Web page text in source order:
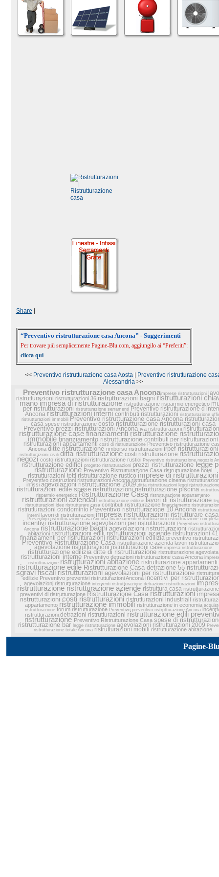
Share
“Preventivo ristrutturazione casa Ancona” - Suggerimenti
Per trovare più semplicemente Pagine-Blu.com, aggiungilo ai “Preferiti”:
clicca qui.
<< Preventivo ristrutturazione casa Aosta
Preventivo ristrutturazione
Alessandria>>
Preventivo ristrutturazione casa Anconaimprese ristrutturazioni
ristrutturazioni ristrutturazioni 36 ristrutturazioni bagni ristrutturazioni
mano impresa di ristrutturazione ristrutturazione risparmio energetico
per ristrutturazioniristrutturazione serramenti Preventivo ristrutturazione d
Ancona ristrutturazioni interni contributi ristrutturazioni ristrutturazione
ristrutturazioni immobili Preventivo ristrutturazione casa Ancona
casa spese ristrutturazione costo ristrutturazione ristrutturazioni casa
Preventivo prezzi ristrutturazioni Ancona iva ristrutturazioni
ristrutturazione casefinanziamenti ristrutturazione
immobilefinanziamento ristrutturazionecontributi per ristrutturazioni
ristrutturazioni appartamenti costi di ristrutturazione Preventivo ristrutturazione
Ancona ditte ristrutturazione rimborso ristrutturazioni irpef ristrutturazioni
ristrutturazioni civili ditta ristrutturazione costi ristrutturazione
negozi costo ristrutturazioni ristrutturazione rustici Preventivo ristrutturazione negozio
ristrutturazione edifici progetto ristrutturazioni prezzi ristrutturazione legge
ristrutturazione Preventivo Ristrutturazione Casa ristrutturazione hotel
ristrutturazioni tetti ristrutturazione rustico imprese di ristrutturazioni
Preventivo costruzioni ristrutturazioni Ancona ristrutturazione cinema
infissiagevolazioni ristrutturazione 2009ditta ristrutturazioni leggi
ristrutturazioni edile spese ristrutturazioni ristrutturazione piscina
risparmio energetico Ristrutturazione Casa ristrutturazione appartamento
ristrutturazioni aziendali ristrutturazione edilizie lavori di ristrutturazione
ristrutturazioniidee ristrutturare casacontributi ristrutturazionefinanziamento
ristrutturazioni condominio Preventivo ristrutturazione 10 Ancona
interni lavori di ristrutturazioni impresa ristrutturazioni ristrutturare casa
Preventivo ristrutturazione casa Ancona finanziamenti ristrutturazioniristrutturazione completa
incentivi ristrutturazioneagevolazioni per ristrutturazioni Preventivo
Ancona ristrutturazione bagniagevolazioni ristrutturazioni
abitazioni ristrutturazioni edili ristrutturazioni aziende ristrutturazioni 41
finanziamenti per ristrutturazioni ristrutturazioni edilizia preventivo
Preventivo Ristrutturazione Casa ristrutturazione azienda lavori
agevolazione ristrutturazioni ristrutturazioni case impresa ristrutturazione
ristrutturazione edilizia ditte di ristrutturazione ristrutturazione agevolata
ristrutturazioni interne Preventivo detrazioni ristrutturazione casa Ancona
ristrutturazione ristrutturazioni abitazione ristrutturazione appartamenti
ristrutturazione edile Ristrutturazione Casa detrazione 55
sgravi fiscali ristrutturazioni agevolazioni per ristrutturazione
edilizie Preventivo preventivi ristrutturazioni Ancona incentivi per
agevolazioni ristrutturazione interventi ristrutturazione detrazione ristrutturazioni
ristrutturazione ristrutturazione aziende ristruttura casa
preventivi di ristrutturazione Ristrutturazione Casa ristrutturazioni
ristrutturazioni costi ristrutturazioni ristrutturazioni industriali
appartamento ristrutturazione immobili ristrutturazione in economia
ristrutturazione forum ristrutturazione Preventivo preventivo ristrutturazione Ancona
ristrutturazioni detrazioni ristrutturazioni ristrutturazione edili
ristrutturazione Preventivo Ristrutturazione Casa spese di
ristrutturazione bar legge ristrutturazione agevolazioni ristrutturazioni 2009
ristrutturazione totale Ancona ristrutturazioni mobili ristrutturazione abitazione
Pagine-